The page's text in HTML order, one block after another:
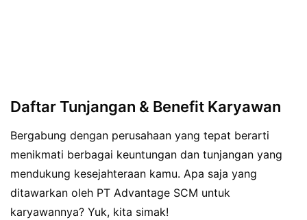
Daftar Tunjangan & Benefit Karyawan
Bergabung dengan perusahaan yang tepat berarti
menikmati berbagai keuntungan dan tunjangan yang
mendukung kesejahteraan kamu. Apa saja yang
ditawarkan oleh PT Advantage SCM untuk
karyawannya? Yuk, kita simak!